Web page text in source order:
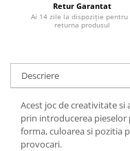
Retur Garantat
Ai 14 zile la dispoziție pentru
returna produsul
Descriere
Acest joc de creativitate si
prin introducerea
forma, culoarea si pozitia
provocari.